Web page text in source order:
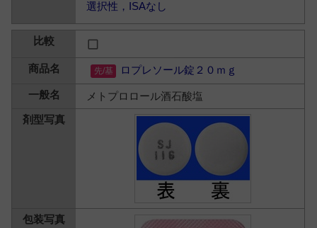
選択性，ISAなし
ロプレソール錠２０ｍｇ
メトプロロール酒石酸塩